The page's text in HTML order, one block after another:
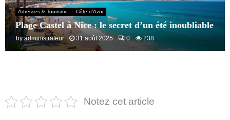
Adresses & Tourisme — Côte d’Azur
Plage Castel à Nice : le secret d’un été inoubliable
by administrateur 31 août 2025 0 238
Notez cet article